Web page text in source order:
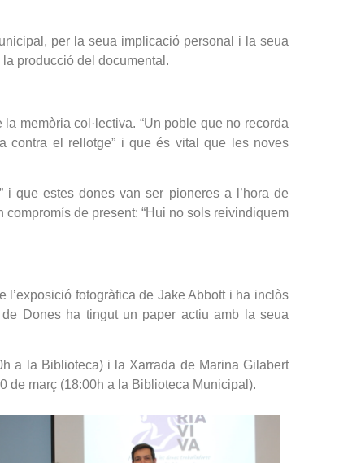
per la seua implicació personal i la seua
producció del documental.
memòria col·lectiva. “Un poble que no recorda
contra el rellotge” i que és vital que les noves
i que estes dones van ser pioneres a l’hora de
de present: “Hui no sols reivindiquem
l’exposició fotogràfica de Jake Abbott i ha inclòs
Dones ha tingut un paper actiu amb la seua
a la Biblioteca) i la Xarrada de Marina Gilabert
de març (18:00h a la Biblioteca Municipal).